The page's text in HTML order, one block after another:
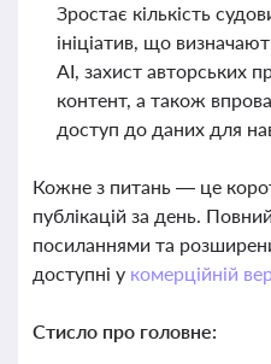
Зростає кількість
ініціатив, що
AI, захист авторських
контент, а також
доступ до даних для
Кожне з питань — це
публікацій за день.
посиланнями та
доступні у комерційній
Стисло про головне: